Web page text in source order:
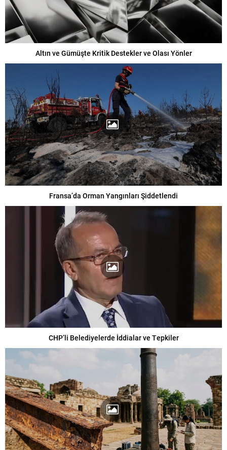
Altın ve Gümüşte Kritik Destekler ve Olası Yönler
Fransa’da Orman Yangınları Şiddetlendi
CHP’li Belediyelerde İddialar ve Tepkiler